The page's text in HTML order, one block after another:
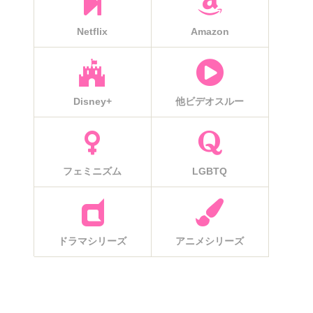
Netflix Amazon
Disney+ 他ビデオスルー
フェミニズム LGBTQ
ドラマシリーズ アニメシリーズ